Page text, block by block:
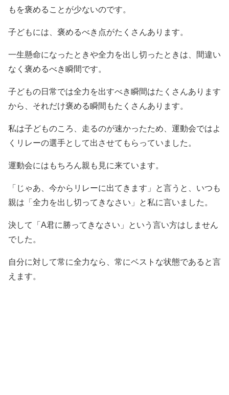
もを褒めることが少ないのです。
子どもには、褒めるべき点がたくさんあります。
一生懸命になったときや全力を出し切ったときは、間違い
なく褒めるべき瞬間です。
子どもの日常では全力を出すべき瞬間はたくさんあります
から、それだけ褒める瞬間もたくさんあります。
私は子どものころ、走るのが速かったため、運動会ではよ
くリレーの選手として出させてもらっていました。
運動会にはもちろん親も見に来ています。
「じゃあ、今からリレーに出てきます」と言うと、いつも
親は「全力を出し切ってきなさい」と私に言いました。
決して「A君に勝ってきなさい」という言い方はしません
でした。
自分に対して常に全力なら、常にベストな状態であると言
えます。